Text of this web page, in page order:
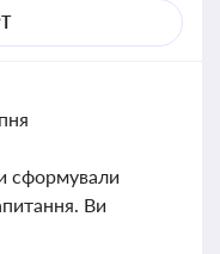
сформували
Ви